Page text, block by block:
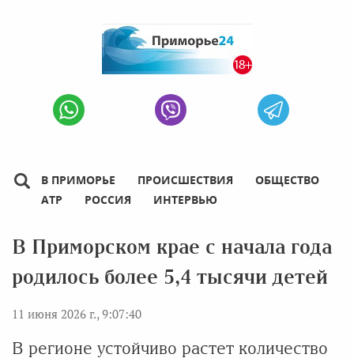
В ПРИМОРЬЕ ПРОИСШЕСТВИЯ
ОБЩЕСТВО
АТР
РОССИЯ ИНТЕРВЬЮ
В Приморском крае с начала года
родилось более 5,4 тысячи детей
11 июня 2026 г., 9:07:40
В регионе устойчиво растет количество